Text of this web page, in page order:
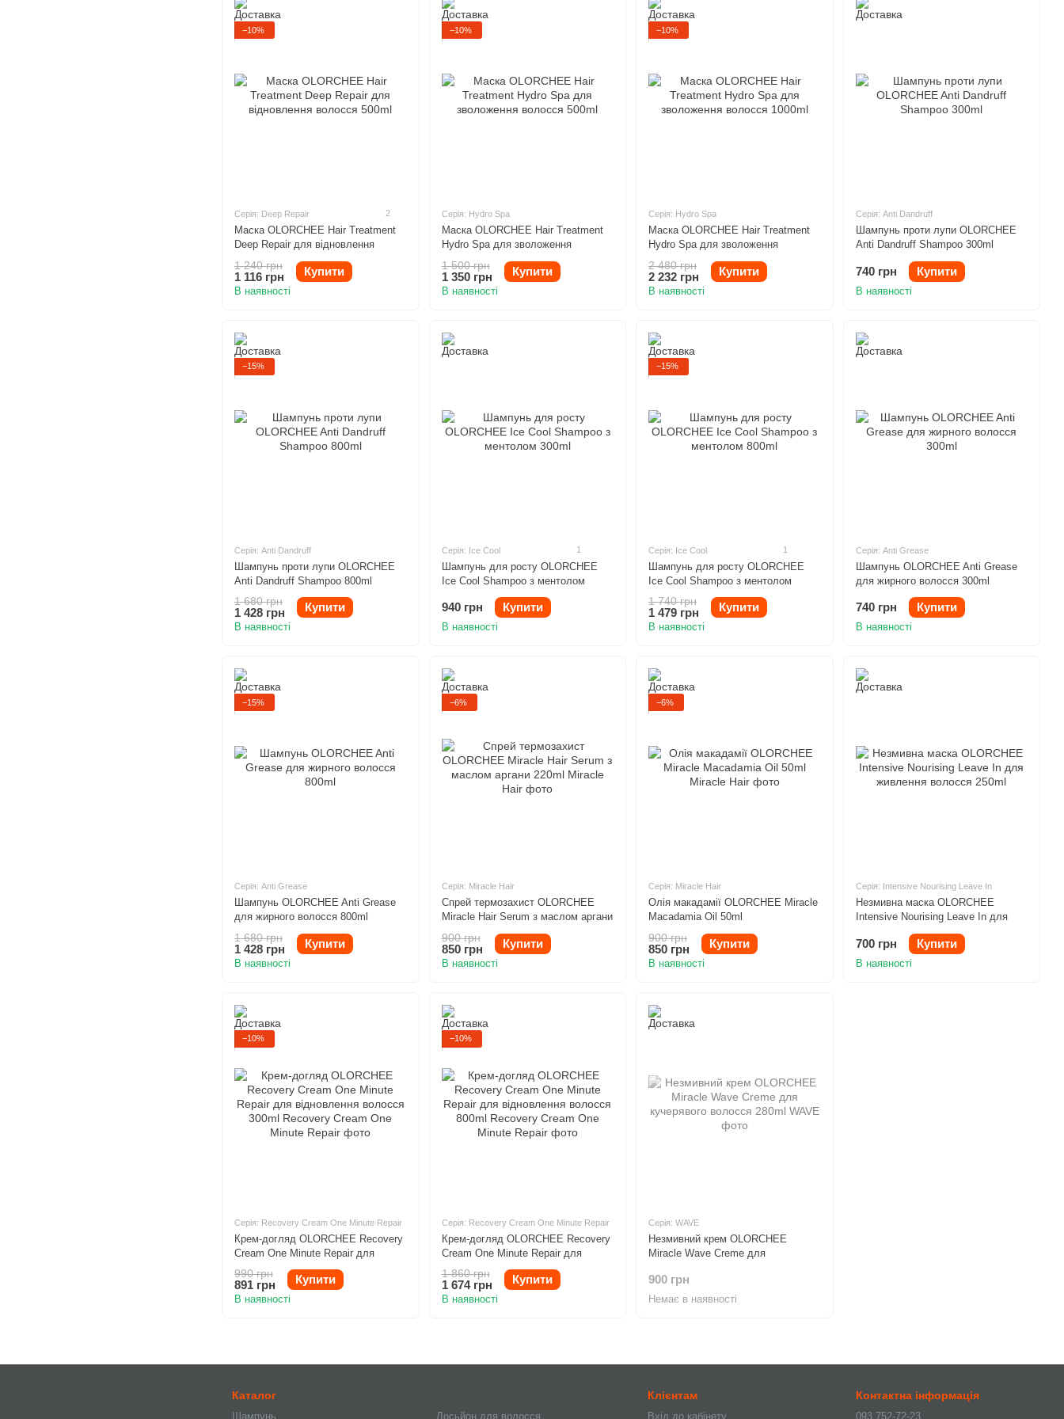
−10%
Серія: Deep Repair 2
Маска OLORCHEE Hair Treatment
Deep Repair для відновлення
волосся 500ml
1 240 грн
1 116 грн Купити
В наявності
−10%
Серія: Hydro Spa
Маска OLORCHEE Hair Treatment
Hydro Spa для зволоження
волосся 500ml
1 500 грн
1 350 грн Купити
В наявності
−10%
Серія: Hydro Spa
Маска OLORCHEE Hair Treatment
Hydro Spa для зволоження
волосся 1000ml
2 480 грн
2 232 грн Купити
В наявності
Серія: Anti Dandruff
Шампунь проти лупи OLORCHEE
Anti Dandruff Shampoo 300ml
740 грн Купити
В наявності
−15%
Серія: Anti Dandruff
Шампунь проти лупи OLORCHEE
Anti Dandruff Shampoo 800ml
1 680 грн
1 428 грн Купити
В наявності
Серія: Ice Cool 1
Шампунь для росту OLORCHEE
Ice Cool Shampoo з ментолом
940 грн Купити
В наявності
−15%
Серія: Ice Cool 1
Шампунь для росту OLORCHEE
Ice Cool Shampoo з ментолом
800ml
1 740 грн
1 479 грн Купити
В наявності
Серія: Anti Grease
Шампунь OLORCHEE Anti Grease
для жирного волосся 300ml
740 грн Купити
В наявності
−15%
Серія: Anti Grease
Шампунь OLORCHEE Anti Grease
для жирного волосся 800ml
1 680 грн
1 428 грн Купити
В наявності
−6%
Серія: Miracle Hair
Спрей термозахист OLORCHEE
Miracle Hair Serum з маслом аргани
220ml
900 грн
850 грн Купити
В наявності
−6%
Серія: Miracle Hair
Олія макадамії OLORCHEE Miracle
Macadamia Oil 50ml
900 грн
850 грн Купити
В наявності
Серія: Intensive Nourising Leave In
Незмивна маска OLORCHEE
Intensive Nourising Leave In для
живлення волосся 250ml
700 грн Купити
В наявності
−10%
Серія: Recovery Cream One Minute Repair
Крем-догляд OLORCHEE Recovery
Cream One Minute Repair для
відновлення волосся 300ml
990 грн
891 грн Купити
В наявності
−10%
Серія: Recovery Cream One Minute Repair
Крем-догляд OLORCHEE Recovery
Cream One Minute Repair для
відновлення волосся 800ml
1 860 грн
1 674 грн Купити
В наявності
Серія: WAVE
Незмивний крем OLORCHEE
Miracle Wave Creme для
900 грн
Немає в наявності
Каталог
Шампунь Лосьйон для волосся
Клієнтам
Вхід до кабінету
Контактна інформація
093 752-72-23